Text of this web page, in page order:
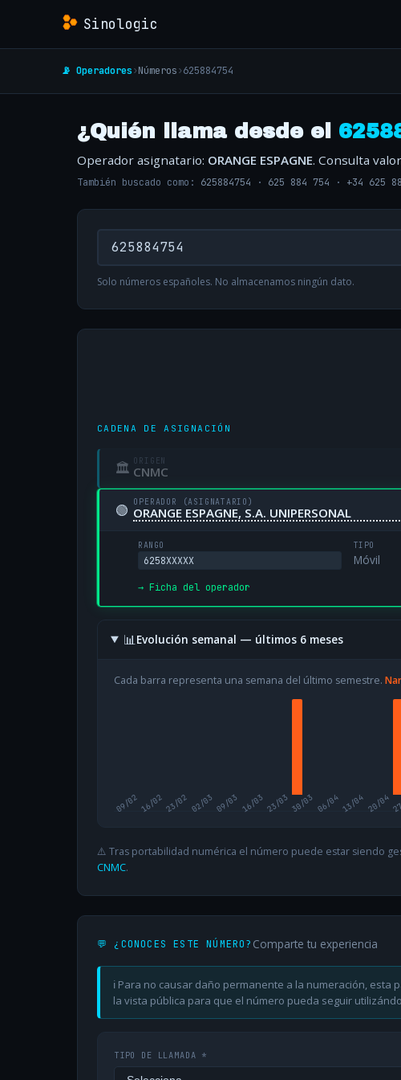
Sinologic
📡 Operadores›Números›625884754
¿Quién llama desde el
Operador asignatario: ORANGE ESPAGNE. Consulta
También buscado como: 625884754 · 625 884 754 · +34 625
Solo números españoles. No almacenamos ningún dato.
CADENA DE ASIGNACIÓN
🏛 ORIGEN
CNMC
🟢 OPERADOR (ASIGNATARIO)
ORANGE ESPAGNE, S.A. UNIPERSONAL
RANGO
6258XXXXX
TIPO
Móvil
→ Ficha del operador
📊Evolución semanal — últimos 6 meses
Cada barra representa una semana del último semestre.
09/0216/0223/02 02/03 09/03 16/03 23/03 30/03 06/0413/04 20/04
⚠️ Tras portabilidad numérica el número puede estar siendo
CNMC.
💬 ¿CONOCES ESTE NÚMERO? Comparte tu experiencia
ℹ️ Para no causar daño permanente a la numeración, esta
la vista pública para que el número pueda seguir
TIPO DE LLAMADA *